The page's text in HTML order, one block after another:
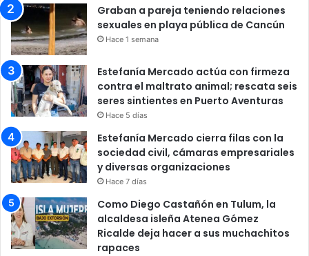
Graban a pareja teniendo relaciones
sexuales en playa pública de Cancún
Hace 1 semana
Estefanía Mercado actúa con firmeza
contra el maltrato animal; rescata seis
seres sintientes en Puerto Aventuras
Hace 5 días
Estefanía Mercado cierra filas con la
sociedad civil, cámaras empresariales
y diversas organizaciones
Hace 7 días
Como Diego Castañón en Tulum, la
alcaldesa isleña Atenea Gómez
Ricalde deja hacer a sus muchachitos
rapaces